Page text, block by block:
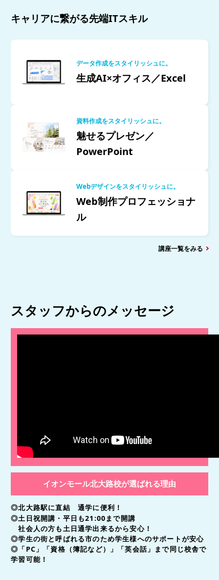
キャリアに繋がる先端ITスキル
データ作成をスタイリッシュに。
生成AI×オフィス／Excel
資料作成をスタイリッシュに。
魅せるプレゼン／
PowerPoint
Webデザインをスタイリッシュに。
Web制作プロフェッショナ
ル
講座一覧をみる
スタッフからのメッセージ
イオンモール北大路校が選ばれる理由
◎北大路駅に直結 通学に便利！
◎土日祝開講・平日も21:00まで開講
社会人の方も土日通学出来るから安心！
◎学生の街と呼ばれる市のため学生様へのサポートが安心
◎「PC」「資格（簿記など）」「英会話」まで同じ校舎で
学習可能！